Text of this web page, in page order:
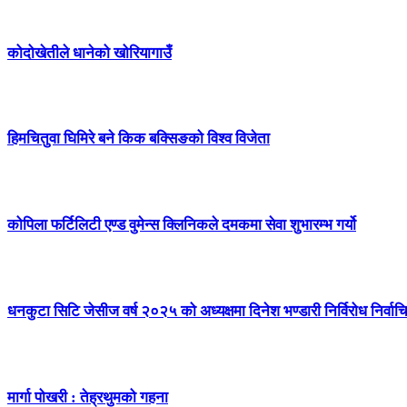
कोदोखेतीले धानेको खोरियागाउँ
हिमचितुवा घिमिरे बने किक बक्सिङको विश्व विजेता
कोपिला फर्टिलिटी एण्ड वुमेन्स क्लिनिकले दमकमा सेवा शुभारम्भ गर्यो
धनकुटा सिटि जेसीज वर्ष २०२५ को अध्यक्षमा दिनेश भण्डारी निर्विरोध
मार्गा पोखरी : तेह्रथुमको गहना